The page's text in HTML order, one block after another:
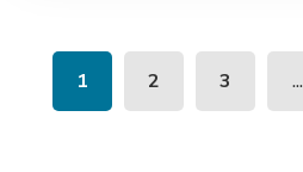
1 2 3 ...